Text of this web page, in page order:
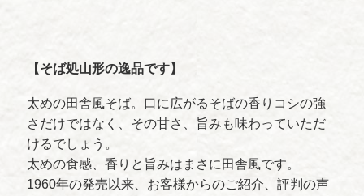
【そば処山形の逸品です】
太めの田舎風そば。口に広がるそばの香りコシの強
さだけではなく、その甘さ、旨みも味わっていただ
けるでしょう。
太めの食感、香りと旨みはまさに田舎風です。
1960年の発売以来、お客様からのご紹介、評判の声